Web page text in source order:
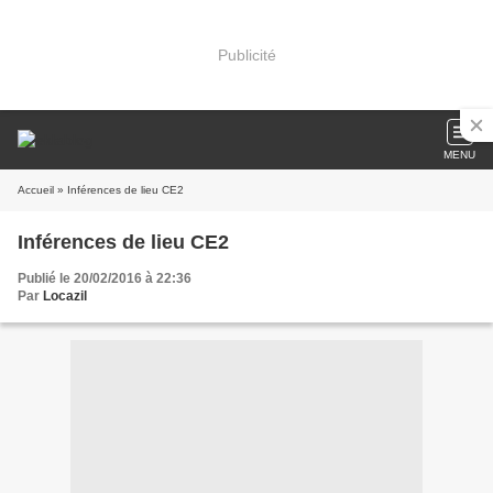
Publicité
MENU
Accueil » Inférences de lieu CE2
Inférences de lieu CE2
Publié le 20/02/2016 à 22:36
Par Locazil